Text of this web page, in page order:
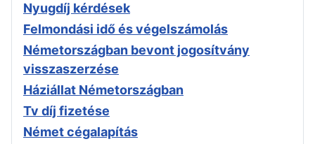
Nyugdíj kérdések
Felmondási idő és végelszámolás
Németországban bevont jogosítvány
visszaszerzése
Háziállat Németországban
Tv díj fizetése
Német cégalapítás